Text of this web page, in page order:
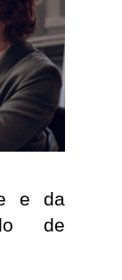
e da
de